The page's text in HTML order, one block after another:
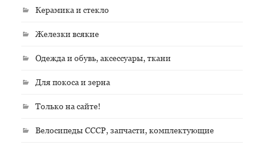
Керамика и стекло
Железки всякие
Одежда и обувь, аксессуары, ткани
Для покоса и зерна
Только на сайте!
Велосипеды СССР, запчасти, комплектующие